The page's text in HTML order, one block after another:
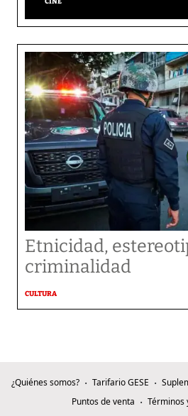
Etnicidad,
criminalidad
CULTURA
¿Quiénes somos? Tarifario GESE
Puntos de venta
Términos